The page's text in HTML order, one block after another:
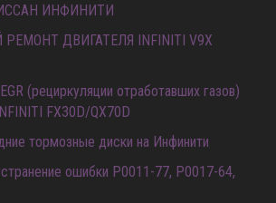
ИНФИНИТИ
ДВИГАТЕЛЯ INFINITI V9X
(рециркуляции отработавших газов)
FX30D/QX70D
тормозные диски на Инфинити
ошибки Р0011-77, P0017-64,